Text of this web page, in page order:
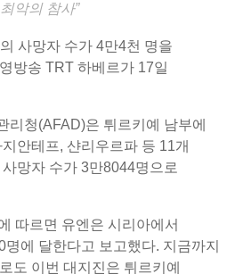
악의 참사”
사망자 수가 4만4천 명을
방송 TRT 하베르가 17일
리청(AFAD)은 튀르키예 남부에
안테프, 샨리우르파 등 11개
망자 수가 3만8044명으로
따르면 유엔은 시리아에서
에 달한다고 보고했다. 지금까지
도 이번 대지진은 튀르키예